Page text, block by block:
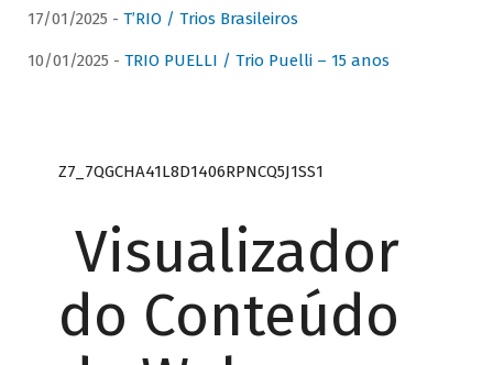
17/01/2025 - T’RIO / Trios Brasileiros
10/01/2025 - TRIO PUELLI / Trio Puelli – 15 anos
Z7_7QGCHA41L8D1406RPNCQ5J1SS1
Visualizador
do Conteúdo